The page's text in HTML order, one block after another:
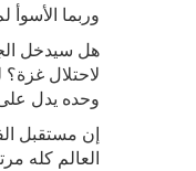
وربما الأسوأ
هل سيدخل
لاحتلال
وحده يدل على
إن مستقبل
العالم كله